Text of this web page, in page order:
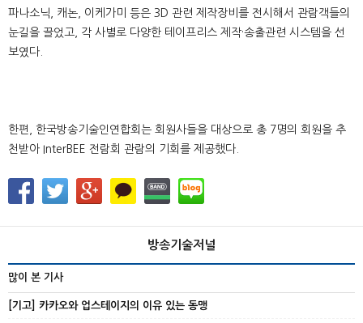
파나소닉, 캐논, 이케가미 등은 3D 관련 제작장비를 전시해서 관람객들의
눈길을 끌었고, 각 사별로 다양한 테이프리스 제작·송출관련 시스템을 선
보였다.
한편, 한국방송기술인연합회는 회원사들을 대상으로 총 7명의 회원을 추
천받아 InterBEE 전람회 관람의 기회를 제공했다.
방송기술저널
많이 본 기사
[기고] 카카오와 업스테이지의 이유 있는 동맹